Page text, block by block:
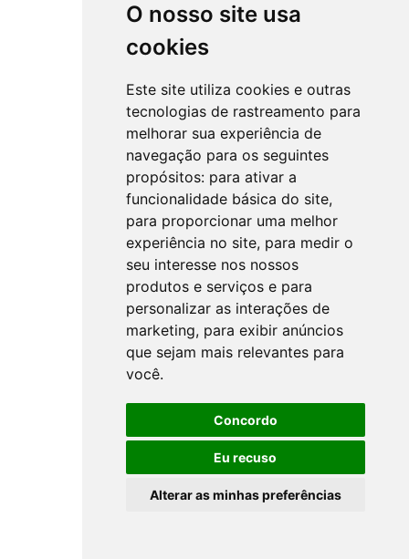
O nosso site usa
cookies
Este site utiliza cookies e outras
tecnologias de rastreamento para
melhorar sua experiência de
navegação para os seguintes
propósitos: para ativar a
funcionalidade básica do site,
para proporcionar uma melhor
experiência no site, para medir o
seu interesse nos nossos
produtos e serviços e para
personalizar as interações de
marketing, para exibir anúncios
que sejam mais relevantes para
você.
Concordo
Eu recuso
Alterar as minhas preferências